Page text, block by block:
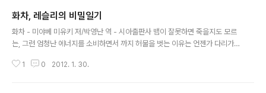
화차, 레슬리의 비밀일기
화차 - 미야베 미유키 저/박영난 역 - 시아출판사 뱀이 잘못하면 죽을지도 모르
는, 그런 엄청난 에너지를 소비하면서 까지 허물을 벗는 이유는 언젠가 다리가
보이는 거울을 팔아먹는 뱀도 있는거고, 빚을 져서라도 그 거울을 사고싶어 하
1 0 2012. 1. 30.